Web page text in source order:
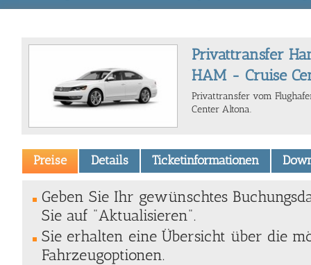
Privattransfer
HAM - Cruise
Privattransfer vom
Center Altona.
Preise Details Ticketinformationen
Geben Sie Ihr gewünschtes
Sie auf "Aktualisieren".
Sie erhalten eine Übersicht über die
Fahrzeugoptionen.